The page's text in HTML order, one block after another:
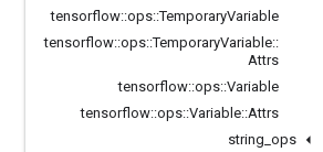
tensorflow::ops::TemporaryVariable
tensorflow::ops::TemporaryVariable::
Attrs
tensorflow::ops::Variable
tensorflow::ops::Variable::Attrs
string ops
وبلاگ
تالار گفتمان
GitHub